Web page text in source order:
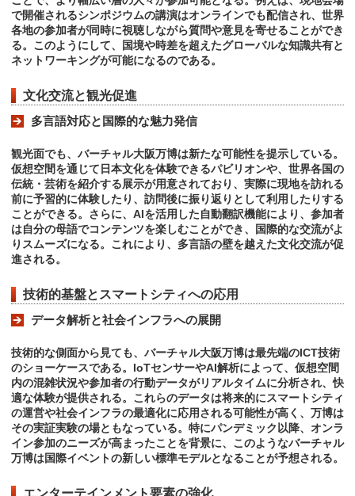
で開催されるシンポジウムの講演はオンラインでも配信され、世界
各地の参加者が同時に視聴しながら質問や意見を寄せることができ
る。このようにして、国境や時差を超えたグローバルな知識共有と
ネットワーキングが可能になるのである。
文化交流と観光促進
多言語対応と国際的な魅力発信
観光面でも、バーチャル大阪万博は新たな可能性を提示している。
仮想空間を通じて日本文化を体験できるパビリオンや、世界各国の
伝統・芸術を紹介する展示が用意されており、実際に現地を訪れる
前に予習的に体験したり、訪問後に振り返りとして利用したりする
ことができる。さらに、AIを活用した自動翻訳機能により、参加者
は自分の母語でコンテンツを楽しむことができ、国際的な交流がよ
りスムーズになる。これにより、多言語の壁を越えた文化交流が促
進される。
技術的基盤とスマートシティへの応用
データ解析と社会インフラへの展開
技術的な側面から見ても、バーチャル大阪万博は最先端のICT技術
のショーケースである。IoTセンサーやAI解析によって、仮想空間
内の混雑状況や参加者の行動データがリアルタイムに分析され、快
適な体験が提供される。これらのデータは将来的にスマートシティ
の運営や社会インフラの最適化に応用される可能性が高く、万博は
その実証実験の場ともなっている。特にパンデミック以降、オンラ
イン参加のニーズが高まったことを背景に、このようなバーチャル
万博は国際イベントの新しい標準モデルとなることが予想される。